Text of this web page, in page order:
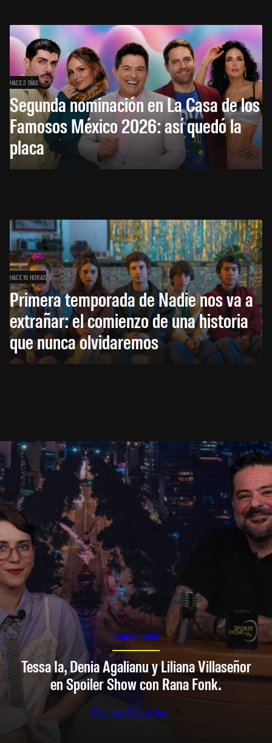
HACE 2 DÍAS
Segunda nominación en La Casa de los
Famosos México 2026: así quedó la
placa
HACE 16 HORAS
Primera temporada de Nadie nos va a
extrañar: el comienzo de una historia
que nunca olvidaremos
SPOILER SHOW
Tessa Ia, Denia Agalianu y Liliana Villaseñor
en Spoiler Show con Rana Fonk.
Ver en Youtube